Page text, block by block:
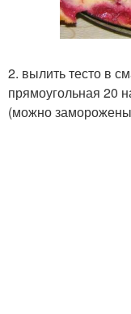
2. вылить тесто в
прямоугольная 20
(можно